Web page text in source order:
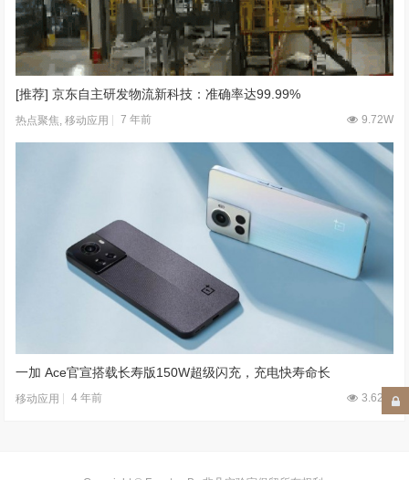
[推荐] 京东自主研发物流新科技：准确率达99.99%
热点聚焦 ,移动应用 7 年前 9.72W
一加 Ace官宣搭载长寿版150W超级闪充，充电快寿命长
移动应用 4 年前 3.62W